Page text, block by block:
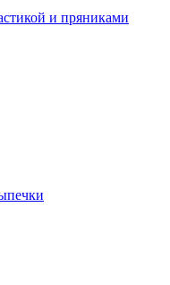
и пряниками